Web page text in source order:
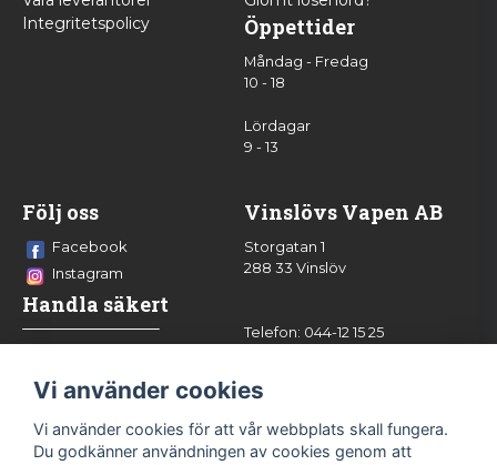
Integritetspolicy
Öppettider
Måndag - Fredag
10 - 18
Lördagar
9 - 13
Följ oss
Facebook
Instagram
Handla säkert
Vinslövs Vapen AB
Storgatan 1
288 33 Vinslöv
Telefon: 044-12 15 25
Vi använder cookies
Vi använder cookies för att vår webbplats skall fungera.
Du godkänner användningen av cookies genom att